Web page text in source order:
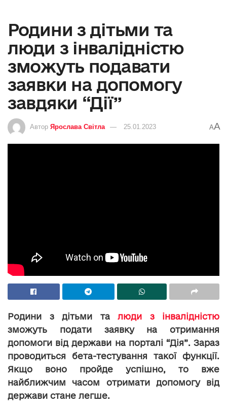
Родини з дітьми та
люди з інвалідністю
зможуть подавати
заявки на допомогу
завдяки “Дії”
Автор Ярослава Світла 25.01.2023 AA
Родини з дітьми та люди з інвалідністю
зможуть подати заявку на отримання
допомоги від держави на порталі “Дія”. Зараз
проводиться бета-тестування такої функції.
Якщо воно пройде успішно, то вже
найближчим часом отримати допомогу від
держави стане легше.